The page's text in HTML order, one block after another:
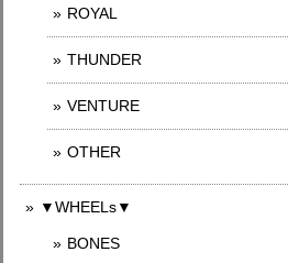
ROYAL
THUNDER
VENTURE
OTHER
▼WHEELs▼
BONES